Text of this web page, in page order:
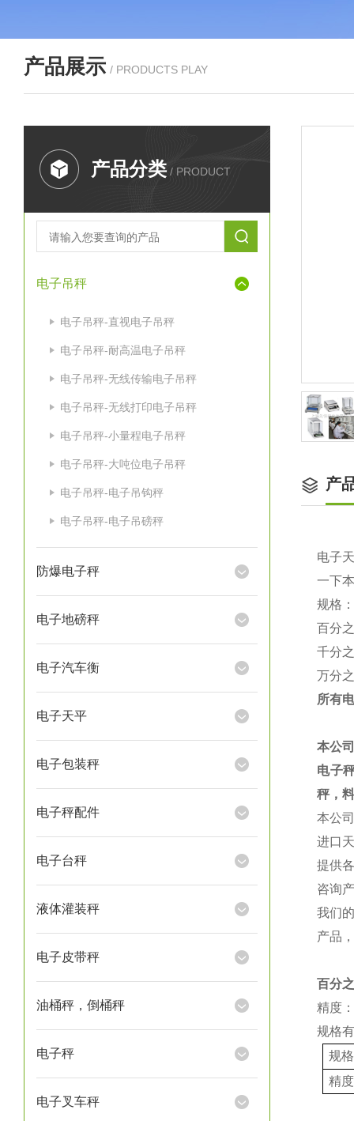
产品展示 / PRODUCTS PLAY
产品分类 / PRODUCT
电子吊秤
电子吊秤-直视电子吊秤
电子吊秤-耐高温电子吊秤
电子吊秤-无线传输电子吊秤
电子吊秤-无线打印电子吊秤
电子吊秤-小量程电子吊秤
电子吊秤-大吨位电子吊秤
电子吊秤-电子吊钩秤
电子吊秤-电子吊磅秤
防爆电子秤
电子地磅秤
电子汽车衡
电子天平
电子包装秤
电子秤配件
电子台秤
液体灌装秤
电子皮带秤
油桶秤，倒桶秤
电子秤
电子叉车秤
产
电子
一下
规格
百分
千分
万分
所有
本公
电子
秤，
本公
进口
提供
咨询
我们
产品
百分
精度
规格
规格
精度